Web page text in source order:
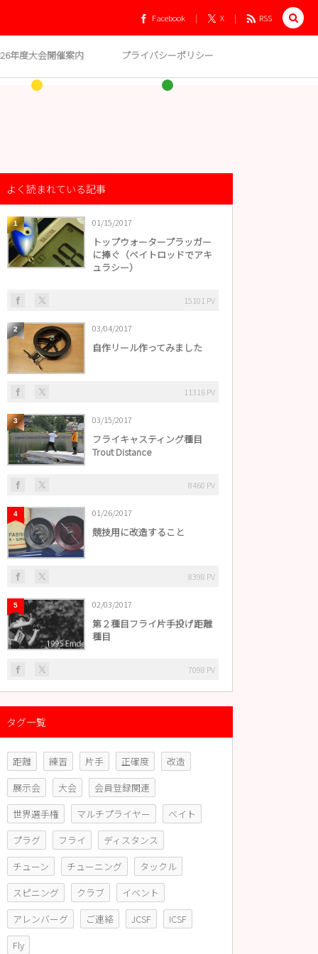
Facebook X RSS
年度大会開催案内 プライバシーポリシー
よく読まれている記事
1 01/15/2017
トップウォータープラッガー
に捧ぐ（ベイトロッドでアキ
ュラシー）
15101 PV
2 03/04/2017
自作リール作ってみました
11316 PV
3 03/15/2017
フライキャスティング種目
Trout Distance
8460 PV
4 01/26/2017
競技用に改造すること
8398 PV
5 02/03/2017
第２種目フライ片手投げ距離
種目
7098 PV
タグ一覧
距離 練習 片手 正確度
改造
展示会
大会
会員登録関連
世界選手権
マルチプライヤー
ベイト
プラグ
フライ
ディスタンス
チューン
チューニング
タックル
スピニング
クラブ
イベント
アレンバーグ
ご連絡 JCSF
ICSF
Fly